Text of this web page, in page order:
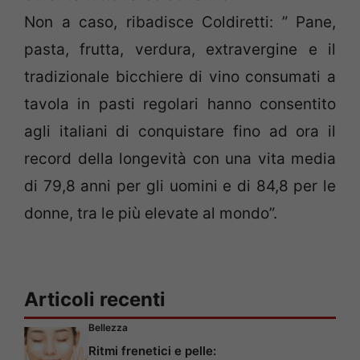
Non a caso, ribadisce Coldiretti: ” Pane,
pasta, frutta, verdura, extravergine e il
tradizionale bicchiere di vino consumati a
tavola in pasti regolari hanno consentito
agli italiani di conquistare fino ad ora il
record della longevità con una vita media
di 79,8 anni per gli uomini e di 84,8 per le
donne, tra le più elevate al mondo”.
Articoli recenti
Bellezza
Ritmi frenetici e pelle: